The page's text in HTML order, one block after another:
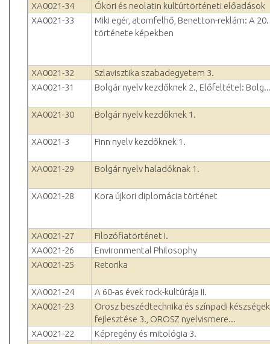
XA0021-34
Ókori és neolatin kultúrtörténeti előadások
XA0021-33
Miki egér, atomfelhő, Benetton-reklám: A
története képekben
XA0021-32
Szlavisztika szabadegyetem 3.
XA0021-31
Bolgár nyelv kezdőknek 2., Előfeltétel:
XA0021-30 Bolgár nyelv kezdőknek 1.
XA0021-3 Finn nyelv kezdőknek 1.
XA0021-29 Bolgár nyelv haladóknak 1.
XA0021-28 Kora újkori diplomácia történet
XA0021-27
Filozófiatörténet I.
XA0021-26
Environmental Philosophy
XA0021-25
Retorika
XA0021-24
A 60-as évek rock-kultúrája II.
XA0021-23
Orosz beszédtechnika és színpadi készségek
fejlesztése 3., OROSZ nyelvismere...
XA0021-22
Képregény és mitológia 3.